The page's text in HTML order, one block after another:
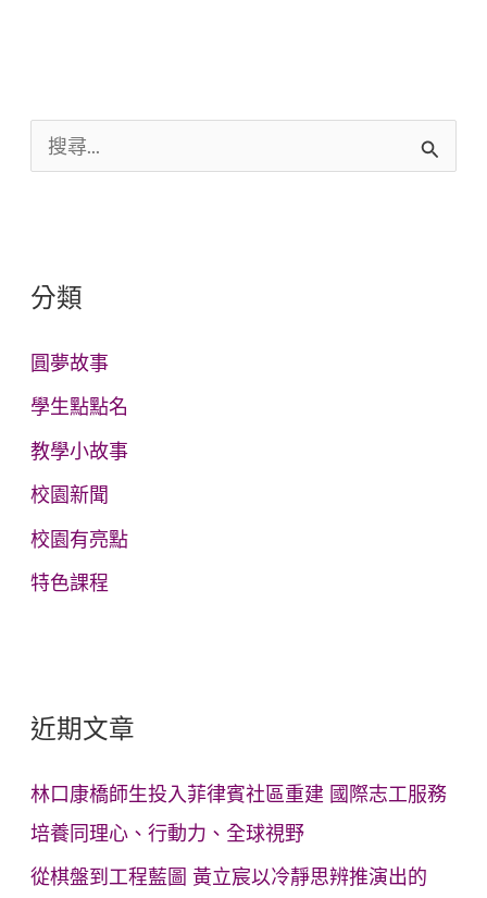
字
:
分類
圓夢故事
學生點點名
教學小故事
校園新聞
校園有亮點
特色課程
近期文章
林口康橋師生投入菲律賓社區重建 國際志工服務
培養同理心、行動力、全球視野
從棋盤到工程藍圖 黃立宸以冷靜思辨推演出的